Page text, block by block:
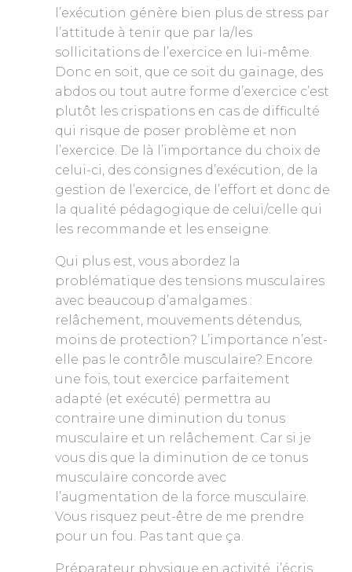
l’exécution génère bien plus de stress par
l’attitude à tenir que par la/les
sollicitations de l’exercice en lui-même.
Donc en soit, que ce soit du gainage, des
abdos ou tout autre forme d’exercice c’est
plutôt les crispations en cas de difficulté
qui risque de poser problème et non
l’exercice. De là l’importance du choix de
celui-ci, des consignes d’exécution, de la
gestion de l’exercice, de l’effort et donc de
la qualité pédagogique de celui/celle qui
les recommande et les enseigne.
Qui plus est, vous abordez la
problématique des tensions musculaires
avec beaucoup d’amalgames :
relâchement, mouvements détendus,
moins de protection? L’importance n’est-
elle pas le contrôle musculaire? Encore
une fois, tout exercice parfaitement
adapté (et exécuté) permettra au
contraire une diminution du tonus
musculaire et un relâchement. Car si je
vous dis que la diminution de ce tonus
musculaire concorde avec
l’augmentation de la force musculaire.
Vous risquez peut-être de me prendre
pour un fou. Pas tant que ça.
Préparateur physique en activité, j’écris